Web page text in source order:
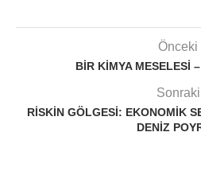
Önceki
BIR KIMYA MESELESI
Sonraki
RISKIN GÖLGESI: EKONOMIK
DENIZ